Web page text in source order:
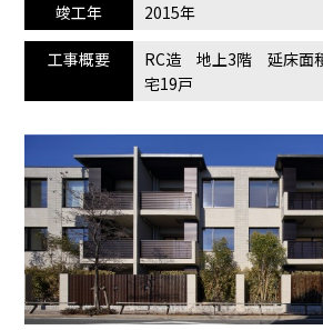
竣工年 2015年
工事概要
RC造 地上3階 延床面
宅19戸